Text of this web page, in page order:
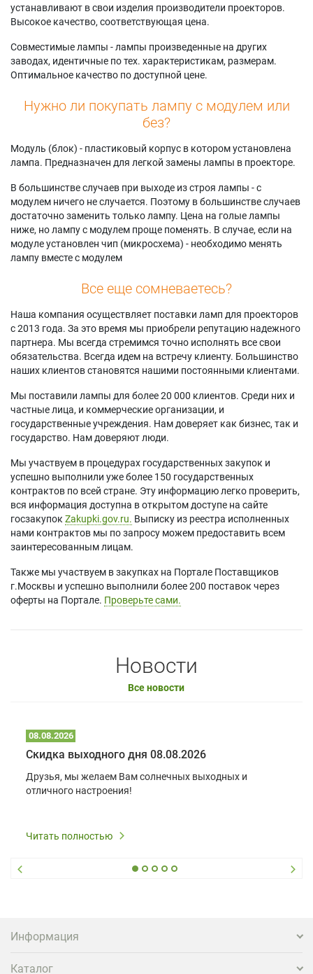
устанавливают в свои изделия производители проекторов.
Высокое качество, соответствующая цена.
Совместимые лампы - лампы произведенные на других
заводах, идентичные по тех. характеристикам, размерам.
Оптимальное качество по доступной цене.
Нужно ли покупать лампу с модулем или
без?
Модуль (блок) - пластиковый корпус в котором установлена
лампа. Предназначен для легкой замены лампы в проекторе.
В большинстве случаев при выходе из строя лампы - с
модулем ничего не случается. Поэтому в большинстве случаев
достаточно заменить только лампу. Цена на голые лампы
ниже, но лампу с модулем проще поменять. В случае, если на
модуле установлен чип (микросхема) - необходимо менять
лампу вместе с модулем
Все еще сомневаетесь?
Наша компания осуществляет поставки ламп для проекторов
с 2013 года. За это время мы приобрели репутацию надежного
партнера. Мы всегда стремимся точно исполнять все свои
обязательства. Всегда идем на встречу клиенту. Большинство
наших клиентов становятся нашими постоянными клиентами.
Мы поставили лампы для более 20 000 клиентов. Среди них и
частные лица, и коммерческие организации, и
государственные учреждения. Нам доверяет как бизнес, так и
государство. Нам доверяют люди.
Мы участвуем в процедурах государственных закупок и
успешно выполнили уже более 150 государственных
контрактов по всей стране. Эту информацию легко проверить,
вся информация доступна в открытом доступе на сайте
госзакупок Zakupki.gov.ru. Выписку из реестра исполненных
нами контрактов мы по запросу можем предоставить всем
заинтересованным лицам.
Также мы участвуем в закупках на Портале Поставщиков
г.Москвы и успешно выполнили более 200 поставок через
оферты на Портале. Проверьте сами.
Новости
Все новости
08.08.2026
Скидка выходного дня 08.08.2026
Друзья, мы желаем Вам солнечных выходных и
отличного настроения!
Читать полностью
Информация
Каталог